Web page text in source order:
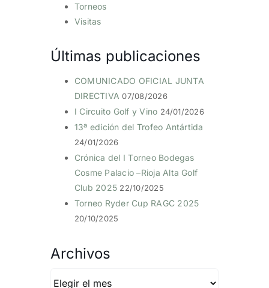
Torneos
Visitas
Últimas publicaciones
COMUNICADO OFICIAL JUNTA
DIRECTIVA 07/08/2026
I Circuito Golf y Vino 24/01/2026
13ª edición del Trofeo Antártida
24/01/2026
Crónica del I Torneo Bodegas
Cosme Palacio –Rioja Alta Golf
Club 2025 22/10/2025
Torneo Ryder Cup RAGC 2025
20/10/2025
Archivos